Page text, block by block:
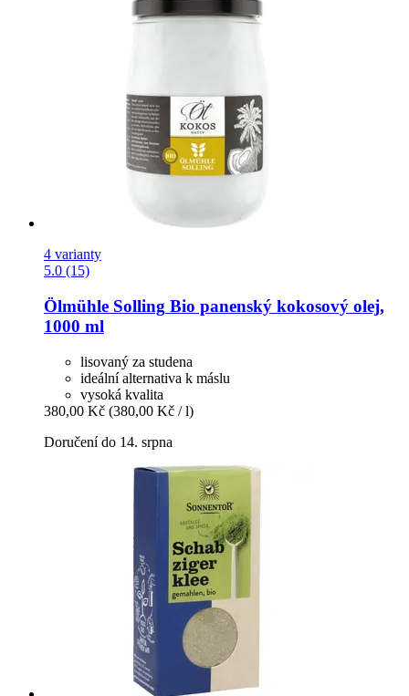
4 varianty
5.0 (15)
Ölmühle Solling Bio panenský kokosový olej,
1000 ml
lisovaný za studena
ideální alternativa k máslu
vysoká kvalita
380,00 Kč (380,00 Kč / l)
Doručení do 14. srpna